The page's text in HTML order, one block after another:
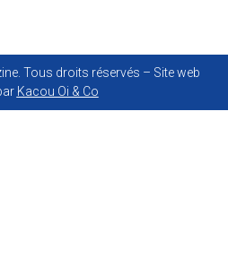
Tous droits réservés – Site web
Kacou Oi & Co